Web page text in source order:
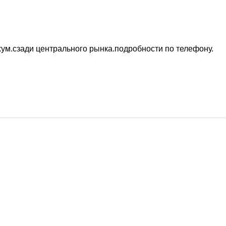
центрального рынка.подробности по телефону.